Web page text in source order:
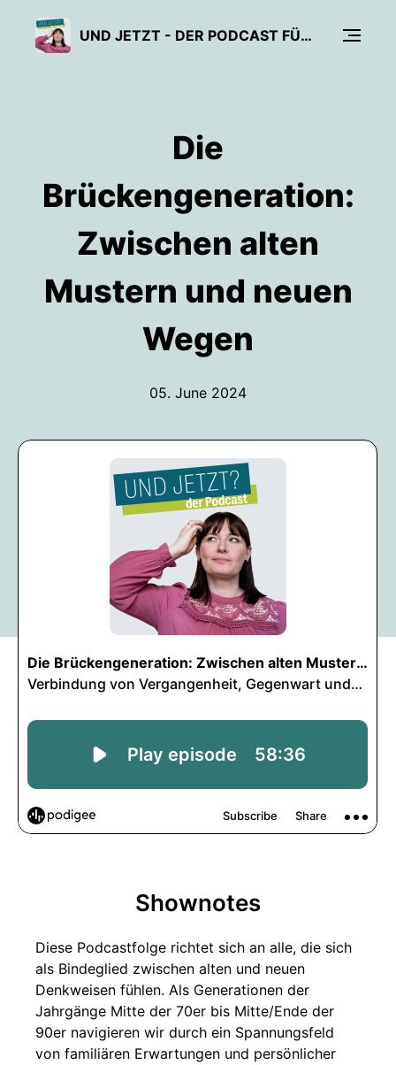
UND JETZT - DER PODCAST FÜR MEHR SELBSTSICHERHEIT UND PERSÖNLICHES WACHSTUM
Die
Brückengeneration:
Zwischen alten
Mustern und neuen
Wegen
05. June 2024
Shownotes
Diese Podcastfolge richtet sich an alle, die sich
als Bindeglied zwischen alten und neuen
Denkweisen fühlen. Als Generationen der
Jahrgänge Mitte der 70er bis Mitte/Ende der
90er navigieren wir durch ein Spannungsfeld
von familiären Erwartungen und persönlicher